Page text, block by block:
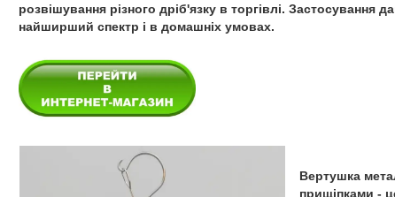
розвішування різного дріб'язку в торгівлі. Застосування
найширший спектр і в домашніх умовах.
Вертушка
прищіпками -